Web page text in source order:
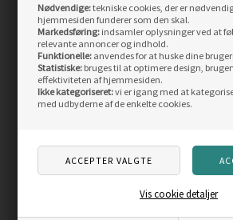
Nødvendige:tekniske cookies, der er
hjemmesiden funderer som den skal.
Markedsføring: indsamler oplysninger ved at
relevante annoncer og indhold.
Funktionelle: anvendes for at huske dine
Statistiske: bruges til at optimere design,
effektiviteten af hjemmesiden.
Ikke kategoriseret:vi er igang med at
med udbyderne af de enkelte cookies.
Vis cookie detaljer
LÆS MERE
SIDST SETE